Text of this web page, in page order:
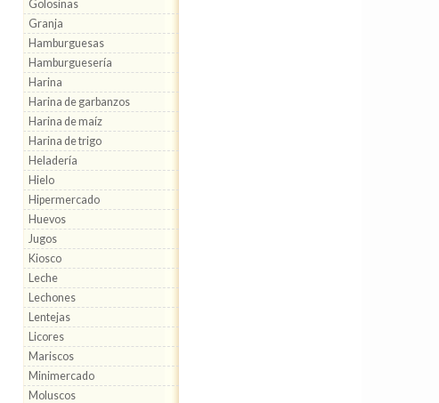
Golosinas
Granja
Hamburguesas
Hamburguesería
Harina
Harina de garbanzos
Harina de maíz
Harina de trigo
Heladería
Hielo
Hipermercado
Huevos
Jugos
Kiosco
Leche
Lechones
Lentejas
Licores
Mariscos
Minimercado
Moluscos